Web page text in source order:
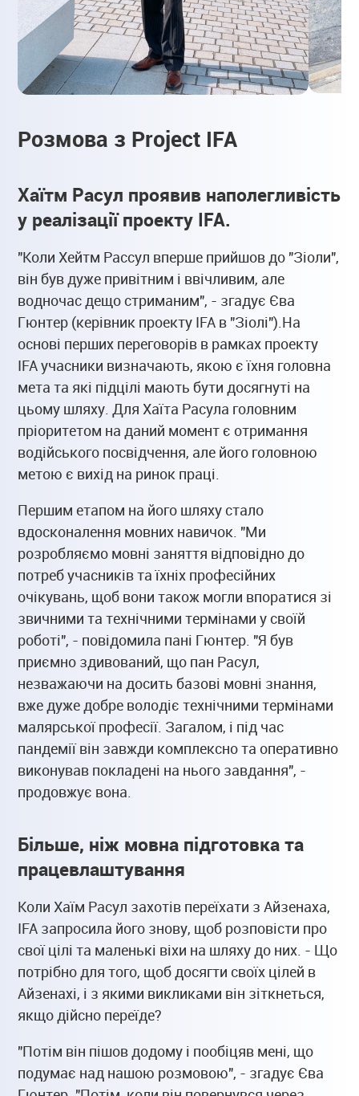
Розмова з Project IFA
Хаїтм Расул проявив наполегливість
у реалізації проекту IFA.
"Коли Хейтм Рассул вперше прийшов до "Зіоли",
він був дуже привітним і ввічливим, але
водночас дещо стриманим", - згадує Єва
Гюнтер (керівник проекту IFA в "Зіолі").На
основі перших переговорів в рамках проекту
IFA учасники визначають, якою є їхня головна
мета та які підцілі мають бути досягнуті на
цьому шляху. Для Хаїта Расула головним
пріоритетом на даний момент є отримання
водійського посвідчення, але його головною
метою є вихід на ринок праці.
Першим етапом на його шляху стало
вдосконалення мовних навичок. "Ми
розробляємо мовні заняття відповідно до
потреб учасників та їхніх професійних
очікувань, щоб вони також могли впоратися зі
звичними та технічними термінами у своїй
роботі", - повідомила пані Гюнтер. "Я був
приємно здивований, що пан Расул,
незважаючи на досить базові мовні знання,
вже дуже добре володіє технічними термінами
малярської професії. Загалом, і під час
пандемії він завжди комплексно та оперативно
виконував покладені на нього завдання", -
продовжує вона.
Більше, ніж мовна підготовка та
працевлаштування
Коли Хаїм Расул захотів переїхати з Айзенаха,
IFA запросила його знову, щоб розповісти про
свої цілі та маленькі віхи на шляху до них. - Що
потрібно для того, щоб досягти своїх цілей в
Айзенахі, і з якими викликами він зіткнеться,
якщо дійсно переїде?
"Потім він пішов додому і пообіцяв мені, що
подумає над нашою розмовою", - згадує Єва